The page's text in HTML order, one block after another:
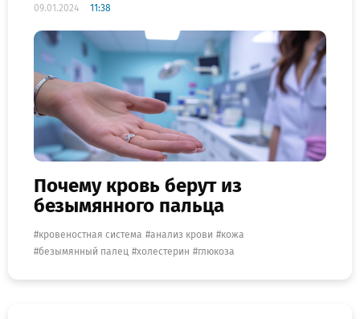
09.01.2024 11:38
Почему кровь берут из
безымянного пальца
кровеностная система анализ крови
кожа
безымянный палец
холестерин глюкоза